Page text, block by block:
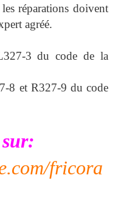
réparations doivent
agréé.
3 du code de la
8 et R327-9 du code
sur:
fricora